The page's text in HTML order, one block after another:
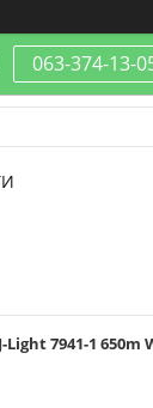
063-374-13-
7941-1 650m